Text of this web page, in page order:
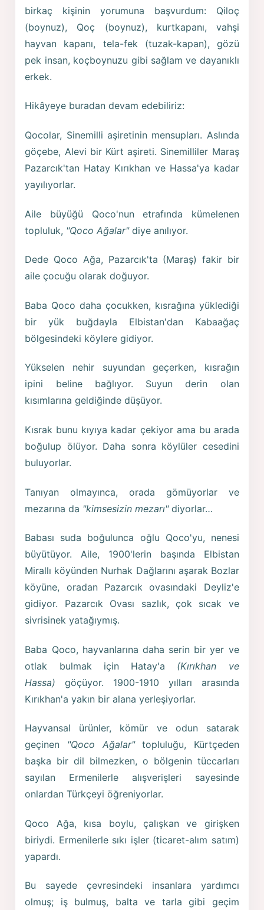
birkaç kişinin yorumuna başvurdum: Qiloç
(boynuz), Qoç (boynuz), kurtkapanı, vahşi
hayvan kapanı, tela-fek (tuzak-kapan), gözü
pek insan, koçboynuzu gibi sağlam ve dayanıklı
erkek.
Hikâyeye buradan devam edebiliriz:
Qocolar, Sinemilli aşiretinin mensupları. Aslında
göçebe, Alevi bir Kürt aşireti. Sinemilliler Maraş
Pazarcık'tan Hatay Kırıkhan ve Hassa'ya kadar
yayılıyorlar.
Aile büyüğü Qoco'nun etrafında kümelenen
topluluk, "Qoco Ağalar"diye anılıyor.
Dede Qoco Ağa, Pazarcık'ta (Maraş) fakir bir
aile çocuğu olarak doğuyor.
Baba Qoco daha çocukken, kısrağına yüklediği
bir yük buğdayla Elbistan'dan Kabaağaç
bölgesindeki köylere gidiyor.
Yükselen nehir suyundan geçerken, kısrağın
ipini beline bağlıyor. Suyun derin olan
kısımlarına geldiğinde düşüyor.
Kısrak bunu kıyıya kadar çekiyor ama bu arada
boğulup ölüyor. Daha sonra köylüler cesedini
buluyorlar.
Tanıyan olmayınca, orada gömüyorlar ve
mezarına da "kimsesizin mezarı"diyorlar…
Babası suda boğulunca oğlu Qoco'yu, nenesi
büyütüyor. Aile, 1900'lerin başında Elbistan
Mirallı köyünden Nurhak Dağlarını aşarak Bozlar
köyüne, oradan Pazarcık ovasındaki Deyliz'e
gidiyor. Pazarcık Ovası sazlık, çok sıcak ve
sivrisinek yatağıymış.
Baba Qoco, hayvanlarına daha serin bir yer ve
otlak bulmak için Hatay'a (Kırıkhan ve
Hassa)göçüyor. 1900-1910 yılları arasında
Kırıkhan'a yakın bir alana yerleşiyorlar.
Hayvansal ürünler, kömür ve odun satarak
geçinen "Qoco Ağalar"topluluğu, Kürtçeden
başka bir dil bilmezken, o bölgenin tüccarları
sayılan Ermenilerle alışverişleri sayesinde
onlardan Türkçeyi öğreniyorlar.
Qoco Ağa, kısa boylu, çalışkan ve girişken
biriydi. Ermenilerle sıkı işler (ticaret-alım satım)
yapardı.
Bu sayede çevresindeki insanlara yardımcı
olmuş; iş bulmuş, balta ve tarla gibi geçim